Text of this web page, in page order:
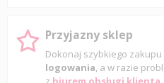
Przyjazny sklep
Dokonaj szybkiego zakupu
logowania, a w razie